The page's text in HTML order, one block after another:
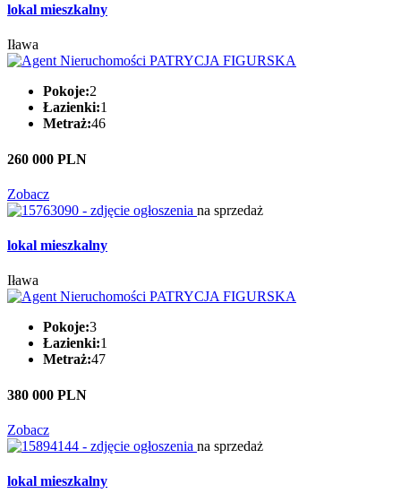
lokal mieszkalny
Iława
Pokoje:2
Łazienki:1
Metraż:46
260 000 PLN
Zobacz
na sprzedaż
lokal mieszkalny
Iława
Pokoje:3
Łazienki:1
Metraż:47
380 000 PLN
Zobacz
na sprzedaż
lokal mieszkalny